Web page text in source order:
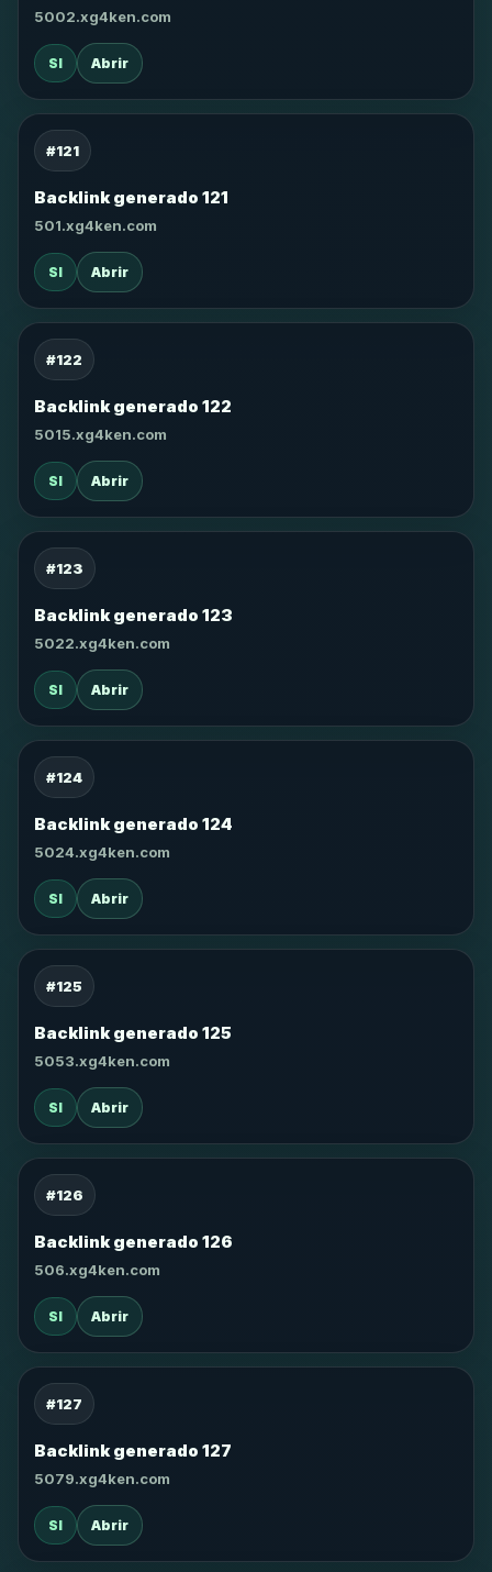
5002.xg4ken.com
SI Abrir
#121
Backlink generado 121
501.xg4ken.com
SI Abrir
#122
Backlink generado 122
5015.xg4ken.com
SI Abrir
#123
Backlink generado 123
5022.xg4ken.com
SI Abrir
#124
Backlink generado 124
5024.xg4ken.com
SI Abrir
#125
Backlink generado 125
5053.xg4ken.com
SI Abrir
#126
Backlink generado 126
506.xg4ken.com
SI Abrir
#127
Backlink generado 127
5079.xg4ken.com
SI Abrir